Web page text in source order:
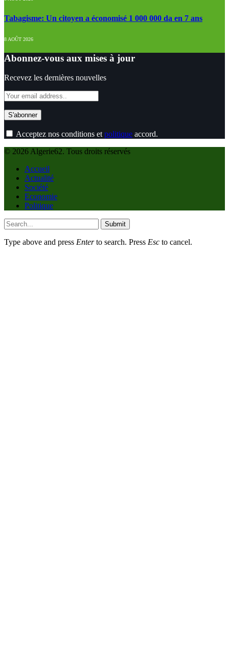
Tabagisme: Un citoyen a économisé 1 000 000 da en 7 ans
8 AOÛT 2026
Abonnez-vous aux mises à jour
Recevez les dernières nouvelles
Acceptez nos conditions et politique accord.
© 2026 Algerie62. Tous droits réservés
Accueil
Actualité
Société
Economie
Politique
Submit
Type above and press Enterto search. Press Esc to cancel.